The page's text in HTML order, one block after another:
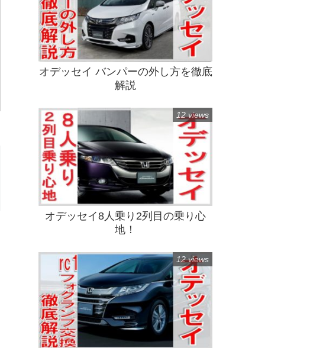
オデッセイ バンパーの外し方を徹底
解説
オデッセイ8人乗り2列目の乗り心
地！
12 views
12 views